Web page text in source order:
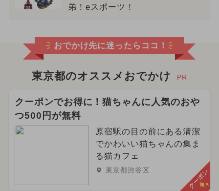
弟！eスポーツ！
おでかけ先に迷ったらココ！
東京都のオススメおでかけ PR
クーポンでお得に！猫ちゃんに人気のおや
つ500円が無料
原宿駅の目の前にある清潔
でかわいい猫ちゃんの集ま
る猫カフェ
東京都渋谷区 クーポン